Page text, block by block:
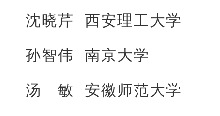
沈晓芹 西安理工大学
孙智伟 南京大学
汤 敏 安徽师范大学